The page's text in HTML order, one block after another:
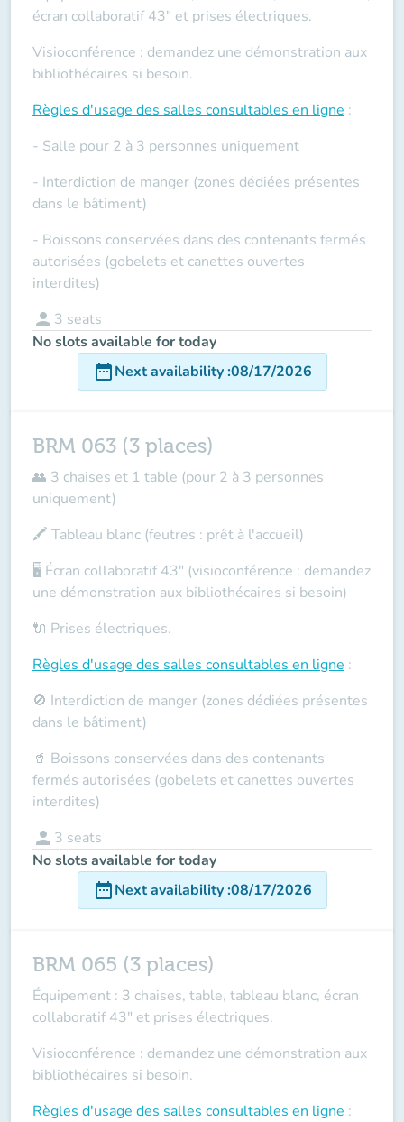
écran collaboratif 43" et prises électriques.
Visioconférence : demandez une démonstration aux
bibliothécaires si besoin.
Règles d'usage des salles consultables en ligne :
- Salle pour 2 à 3 personnes uniquement
- Interdiction de manger (zones dédiées présentes
dans le bâtiment)
- Boissons conservées dans des contenants fermés
autorisées (gobelets et canettes ouvertes
interdites)
person 3 seats
No slots available for today
date_rangeNext availability:08/17/2026
BRM 063 (3 places)
👥 3 chaises et 1 table (pour 2 à 3 personnes
uniquement)
🖍️ Tableau blanc (feutres : prêt à l'accueil)
🖥️ Écran collaboratif 43" (visioconférence : demandez
une démonstration aux bibliothécaires si besoin)
🔌 Prises électriques.
Règles d'usage des salles consultables en ligne :
🚫 Interdiction de manger (zones dédiées présentes
dans le bâtiment)
🥤 Boissons conservées dans des contenants
fermés autorisées (gobelets et canettes ouvertes
interdites)
person 3 seats
No slots available for today
date_rangeNext availability:08/17/2026
BRM 065 (3 places)
Équipement : 3 chaises, table, tableau blanc, écran
collaboratif 43" et prises électriques.
Visioconférence : demandez une démonstration aux
bibliothécaires si besoin.
Règles d'usage des salles consultables en ligne :